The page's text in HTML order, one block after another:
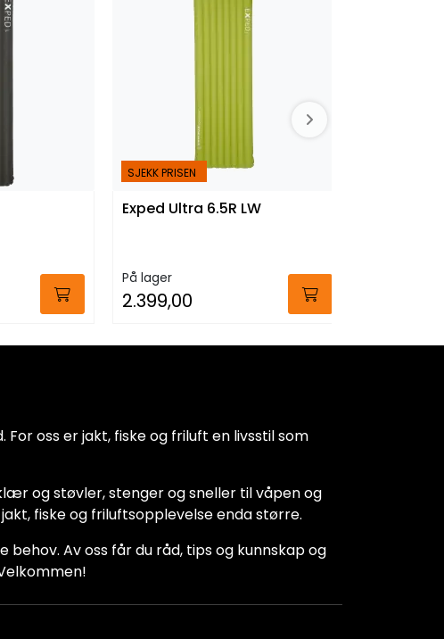
SJEKK PRISEN
Exped Ultra 6.5R LW
På lager
2.399,00
oss er jakt, fiske og friluft en livsstil som
og støvler, stenger og sneller til våpen og
fiske og friluftsopplevelse enda større.
Av oss får du råd, tips og kunnskap og